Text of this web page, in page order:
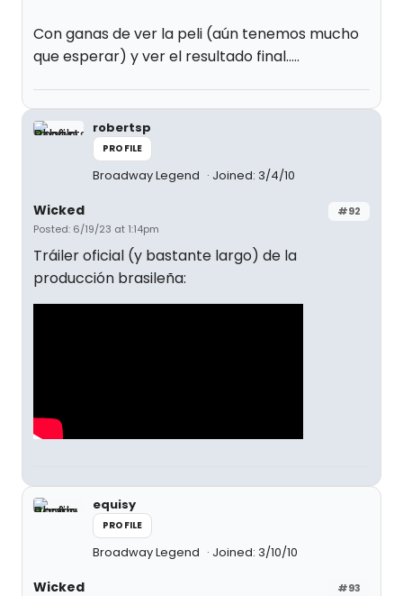
Con ganas de ver la peli (aún tenemos mucho
que esperar) y ver el resultado final.....
robertsp
PROFILE
Broadway Legend Joined: 3/4/10
#92
Wicked
Posted: 6/19/23 at 1:14pm
Tráiler oficial (y bastante largo) de la
producción brasileña:
equisy
PROFILE
Broadway Legend Joined: 3/10/10
#93
Wicked